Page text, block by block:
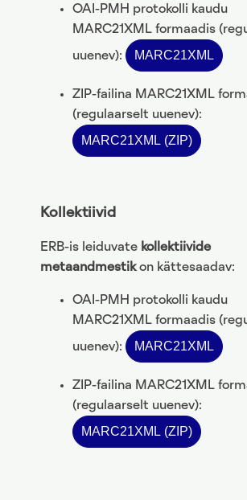
OAI-PMH protokolli kaudu
MARC21XML formaadis
uuenev): MARC21XML
ZIP-failina MARC21XML
(regulaarselt uuenev):
MARC21XML (ZIP)
Kollektiivid
ERB-is leiduvate kollektiivide
metaandmestikon kättesaadav:
OAI-PMH protokolli kaudu
MARC21XML formaadis
uuenev): MARC21XML
ZIP-failina MARC21XML
(regulaarselt uuenev):
MARC21XML (ZIP)